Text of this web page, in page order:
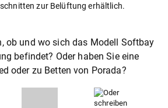
zur Belüftung erhältlich.
ob und wo sich das Modell Softbay
befindet? Oder haben Sie eine
oder zu Betten von Porada?